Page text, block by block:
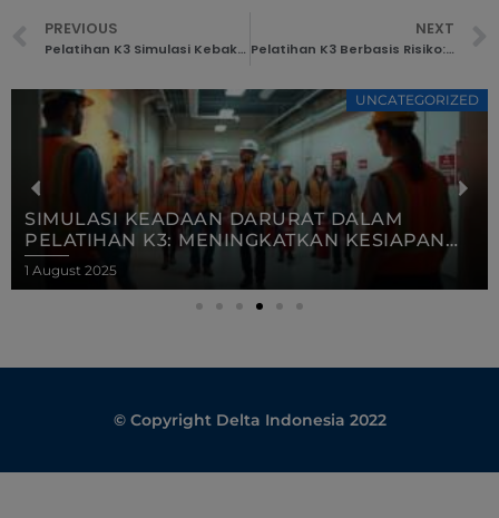
PREVIOUS
Pelatihan K3 Simulasi Kebakaran dan Kebocoran | Strategi Tanggap Darurat di Industri
NEXT
Pelatihan K3 Berbasis Risiko: Strategi Ampuh untuk Area Pekerjaan Berbahaya | Deltaindo
UNCATEGORIZED
SIMULASI KEADAAN DARURAT DALAM
PELATIHAN K3: MENINGKATKAN KESIAPAN
NYATA DI LAPANGAN
1 August 2025
© Copyright Delta Indonesia 2022